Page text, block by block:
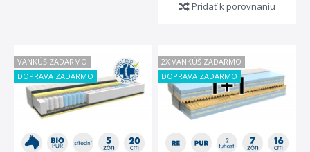
Pridať k porovnaniu
VANKÚŠ ZADARMO
DOPRAVA ZADARMO
2X VANKÚŠ ZADARMO
DOPRAVA ZADARMO